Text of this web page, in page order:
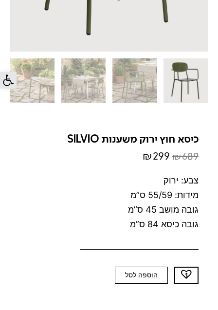
פתח
כיסא חוץ ירוק משענות SILVIO
₪689
המקורי
היה:
₪689.
₪299
₪299.
צבע: ירוק
מידות: 55/59 ס”מ
גובה מושב 45 ס”מ
גובה כיסא 84 ס”מ
כמות
של
הוספה לסל